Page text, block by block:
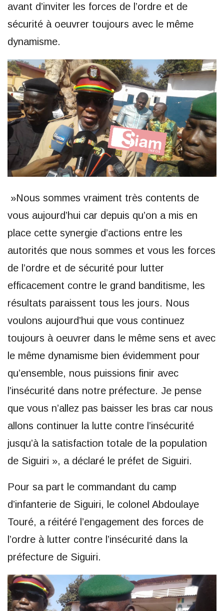
avant d’inviter les forces de l’ordre et de
sécurité à oeuvrer toujours avec le même
dynamisme.
»Nous sommes vraiment très contents de
vous aujourd’hui car depuis qu’on a mis en
place cette synergie d’actions entre les
autorités que nous sommes et vous les forces
de l’ordre et de sécurité pour lutter
efficacement contre le grand banditisme, les
résultats paraissent tous les jours. Nous
voulons aujourd’hui que vous continuez
toujours à oeuvrer dans le même sens et avec
le même dynamisme bien évidemment pour
qu’ensemble, nous puissions finir avec
l’insécurité dans notre préfecture. Je pense
que vous n’allez pas baisser les bras car nous
allons continuer la lutte contre l’insécurité
jusqu’à la satisfaction totale de la population
de Siguiri », a déclaré le préfet de Siguiri.
Pour sa part le commandant du camp
d’infanterie de Siguiri, le colonel Abdoulaye
Touré, a réitéré l’engagement des forces de
l’ordre à lutter contre l’insécurité dans la
préfecture de Siguiri.